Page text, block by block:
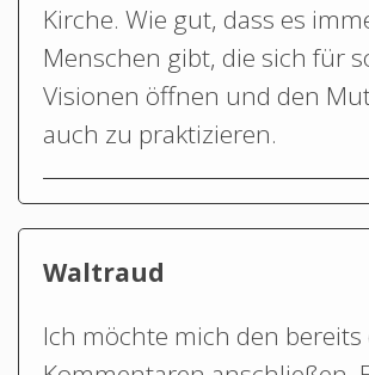
Kirche. Wie gut, dass es
Menschen gibt, die sich für
Visionen öffnen und den
auch zu praktizieren.
Waltraud
Ich möchte mich den